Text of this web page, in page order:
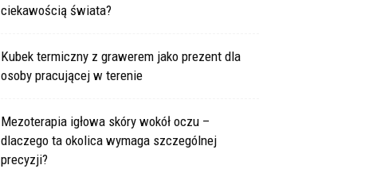
ciekawością świata?
Kubek termiczny z grawerem jako prezent dla
osoby pracującej w terenie
Mezoterapia igłowa skóry wokół oczu –
dlaczego ta okolica wymaga szczególnej
precyzji?